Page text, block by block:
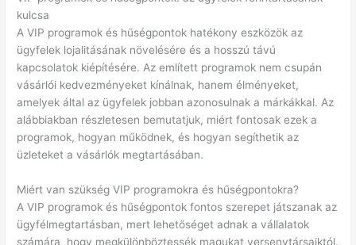
kulcsa
A VIP programok és hűségpontok hatékony eszközök az
ügyfelek lojalitásának növelésére és a hosszú távú
kapcsolatok kiépítésére. Az említett programok nem csupán
vásárlói kedvezményeket kínálnak, hanem élményeket,
amelyek által az ügyfelek jobban azonosulnak a márkákkal. Az
alábbiakban részletesen bemutatjuk, miért fontosak ezek a
programok, hogyan működnek, és hogyan segíthetik az
üzleteket a vásárlók megtartásában.
Miért van szükség VIP programokra és hűségpontokra?
A VIP programok és hűségpontok fontos szerepet játszanak az
ügyfélmegtartásban, mert lehetőséget adnak a vállalatok
számára, hogy megkülönböztessék magukat versenytársaiktól.